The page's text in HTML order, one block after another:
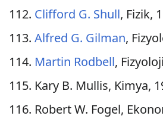
Clifford G. Shull, Fizik,
Alfred G. Gilman,
Martin Rodbell,
Kary B. Mullis, Kimya,
Robert W. Fogel,